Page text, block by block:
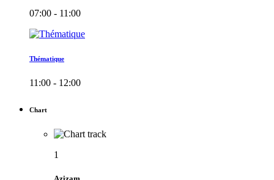
07:00 - 11:00
Thématique
11:00 - 12:00
Chart
1